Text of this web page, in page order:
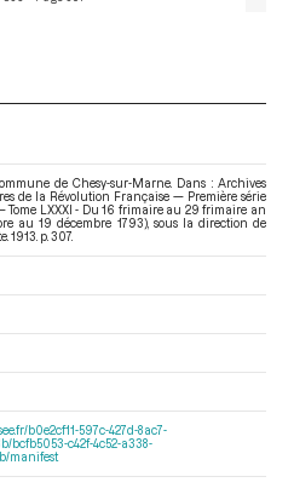
de Chesy-sur-Marne. Dans : Archives
de la Révolution Française — Première série
Tome LXXXI - Du 16 frimaire au 29 frimaire an
au 19 décembre 1793), sous la direction de
1913. p. 307.
b0e2cf11-597c-427d-8ac7-
bcfb5053-c42f-4c52-a338-
manifest